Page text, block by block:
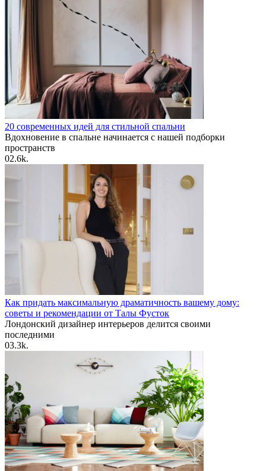
20 современных идей для стильной спальни
Вдохновение в спальне начинается с нашей подборки
пространств
02.6k.
Как придать максимальную драматичность вашему дому:
советы и рекомендации от Талы Фусток
Лондонский дизайнер интерьеров делится своими
последними
03.3k.